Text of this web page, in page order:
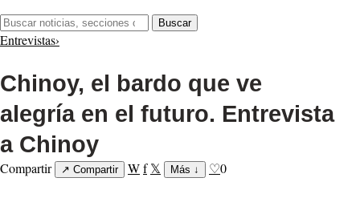
Buscar:
Buscar
Entrevistas›
Chinoy, el bardo que ve
alegría en el futuro. Entrevista
a Chinoy
Compartir ↗ Compartir Wf 𝕏 Más ↓ ♡0